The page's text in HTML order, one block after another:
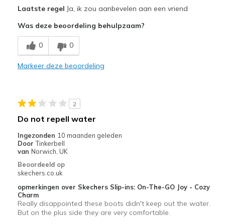
Leuk model
Lichtgewicht
Minpunten
Sole bit unbendable
Beste toepassingen
Informele kleding
Om te werken
Laatste regel Ja, ik zou aanbevelen aan een vriend
Was deze beoordeling behulpzaam?
0 0
Markeer deze beoordeling
2
Do not repell water
Ingezonden 10 maanden geleden
Door Tinkerbell
van Norwich, UK
Beoordeeld op
skechers.co.uk
opmerkingen over Skechers Slip-ins: On-The-GO Joy - Cozy
Charm
Really disappointed these boots didn't keep out the water.
But on the plus side they are very comfortable.